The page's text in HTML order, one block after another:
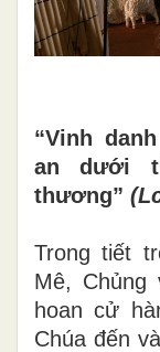
“Vinh
an dưới
thương”
Trong tiết
Mê, Chủng
hoan cử
Chúa đến